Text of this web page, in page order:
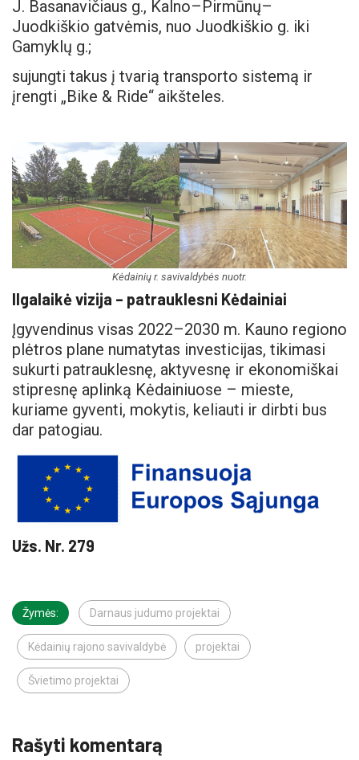
J. Basanavičiaus g., Kalno–Pirmūnų–
Juodkiškio gatvėmis, nuo Juodkiškio g. iki
Gamyklų g.;
sujungti takus į tvarią transporto sistemą ir
įrengti „Bike & Ride“ aikšteles.
Kėdainių r. savivaldybės nuotr.
Ilgalaikė vizija – patrauklesni Kėdainiai
Įgyvendinus visas 2022–2030 m. Kauno regiono
plėtros plane numatytas investicijas, tikimasi
sukurti patrauklesnę, aktyvesnę ir ekonomiškai
stipresnę aplinką Kėdainiuose – mieste,
kuriame gyventi, mokytis, keliauti ir dirbti bus
dar patogiau.
Užs. Nr. 279
Žymės: Darnaus judumo projektai
Kėdainių rajono savivaldybė projektai
Švietimo projektai
Rašyti komentarą